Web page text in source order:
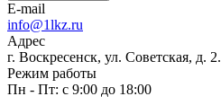
E-mail
info@1lkz.ru
Адрес
г. Воскресенск, ул. Советская, д. 2.
Режим работы
Пн - Пт: с 9:00 до 18:00